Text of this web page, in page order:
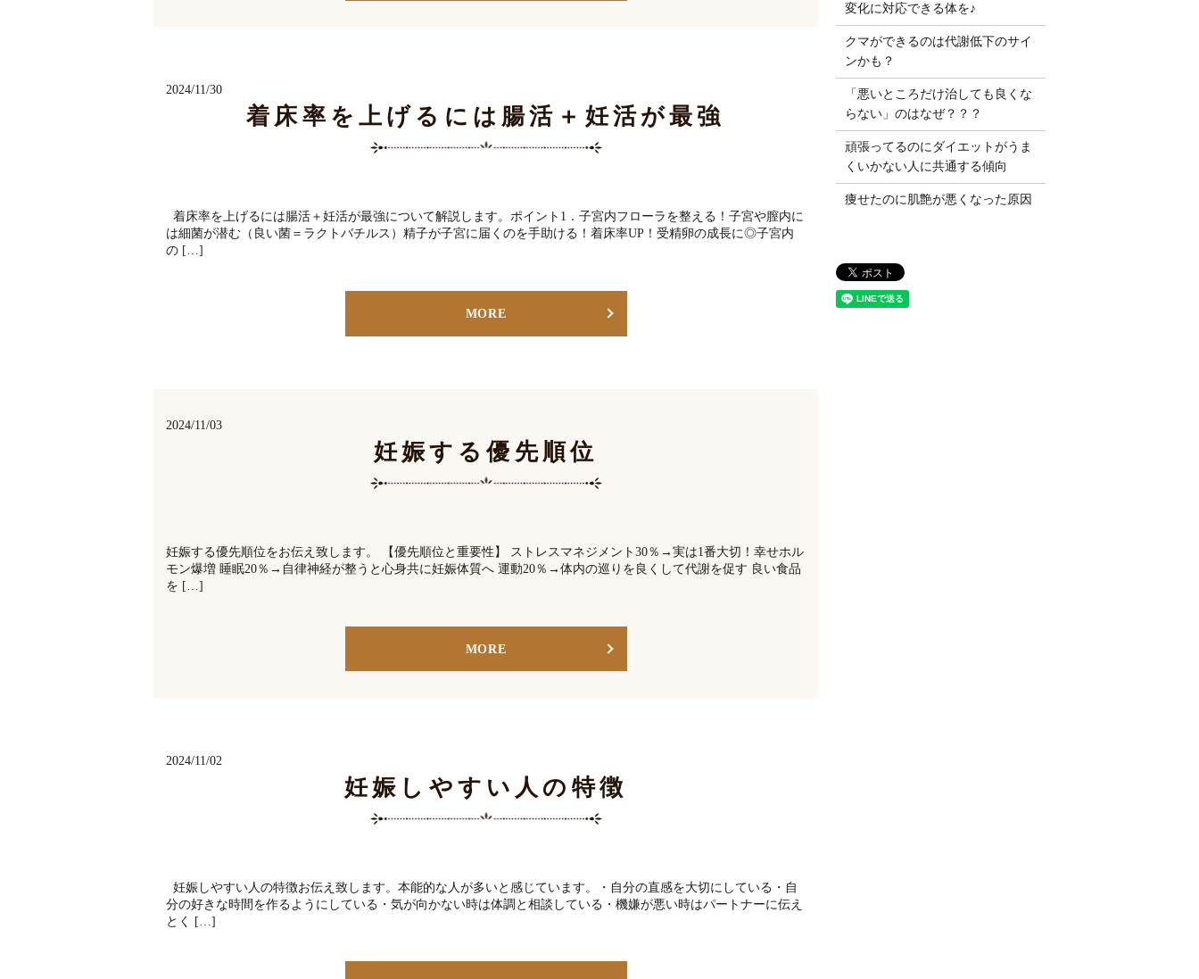
2024/11/30
着床率を上げるには腸活＋妊活が最強
着床率を上げるには腸活＋妊活が最強について解説します。ポイント1．子宮内フローラを整える！子宮や膣内に
は細菌が潜む（良い菌＝ラクトバチルス）精子が子宮に届くのを手助ける！着床率UP！受精卵の成長に◎子宮内
の […]
MORE
2024/11/03
妊娠する優先順位
妊娠する優先順位をお伝え致します。 【優先順位と重要性】 ストレスマネジメント30％→実は1番大切！幸せホル
モン爆増 睡眠20％→自律神経が整うと心身共に妊娠体質へ 運動20％→体内の巡りを良くして代謝を促す 良い食品
を […]
MORE
2024/11/02
妊娠しやすい人の特徴
妊娠しやすい人の特徴お伝え致します。本能的な人が多いと感じています。・自分の直感を大切にしている・自
分の好きな時間を作るようにしている・気が向かない時は体調と相談している・機嫌が悪い時はパートナーに伝え
とく […]
変化に対応できる体を♪
クマができるのは代謝低下のサイ
ンかも？
「悪いところだけ治しても良くな
らない」のはなぜ？？？
頑張ってるのにダイエットがうま
くいかない人に共通する傾向
痩せたのに肌艶が悪くなった原因